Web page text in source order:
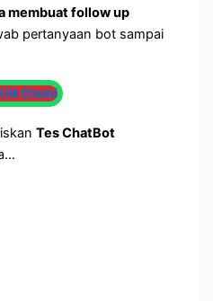
membuat follow up
pertanyaan bot sampai
Disini
Tes ChatBot